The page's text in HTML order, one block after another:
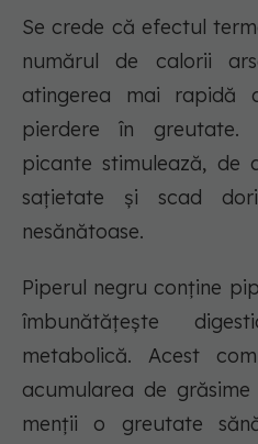
Se crede că efectul
numărul de calorii
atingerea mai rapidă
pierdere în greutate.
picante stimulează, de
sațietate și scad
nesănătoase.
Piperul negru conține
îmbunătățește
metabolică. Acest
acumularea de
menții o greutate